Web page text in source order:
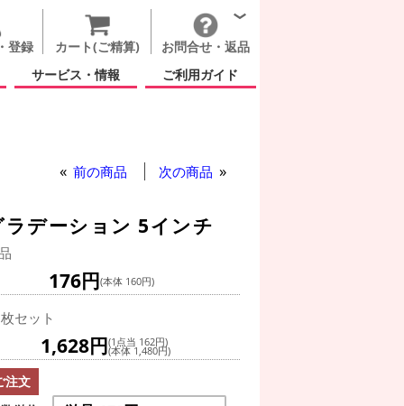
登録 カート(ご精算)
お問合せ・返品
サービス・情報
ご利用ガイド
前の商品 次の商品
デーション 5インチ
176円(本体 160円)
セット
1,628円(1点当 162円)
(本体 1,480円)
注文